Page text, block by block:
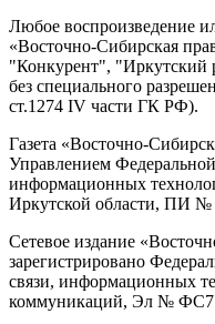
Любое воспроизведение
«Восточно-Сибирская
"Конкурент", "Иркутский
без специального
ст.1274 IV части ГК РФ).
Газета «Восточно-
Управлением
информационных
Иркутской области, ПИ №
Сетевое издание
зарегистрировано
связи, информационных
коммуникаций, Эл №